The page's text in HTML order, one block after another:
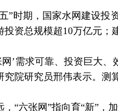
”时期，国家水网建设投
投资总规模超10万亿元
网’需求可靠、投资巨大
究院研究员邢伟表示。测
，“六张网”指向育“新”，